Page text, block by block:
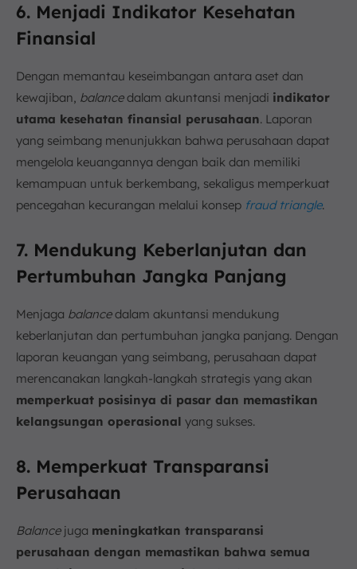
6. Menjadi Indikator Kesehatan
Finansial
Dengan memantau keseimbangan antara aset dan
kewajiban, balancedalam akuntansi menjadi indikator
utama kesehatan finansial perusahaan. Laporan
yang seimbang menunjukkan bahwa perusahaan dapat
mengelola keuangannya dengan baik dan memiliki
kemampuan untuk berkembang, sekaligus memperkuat
pencegahan kecurangan melalui konsep fraud triangle.
7. Mendukung Keberlanjutan dan
Pertumbuhan Jangka Panjang
Menjaga balancedalam akuntansi mendukung
keberlanjutan dan pertumbuhan jangka panjang. Dengan
laporan keuangan yang seimbang, perusahaan dapat
merencanakan langkah-langkah strategis yang akan
memperkuat posisinya di pasar dan memastikan
kelangsungan operasional yang sukses.
8. Memperkuat Transparansi
Perusahaan
Balancejuga meningkatkan transparansi
perusahaan dengan memastikan bahwa semua